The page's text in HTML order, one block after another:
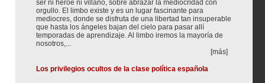
ser ni héroe ni villano, sobre abrazar la mediocridad con
orgullo. El limbo existe y es un lugar fascinante para
mediocres, donde se disfruta de una libertad tan insuperable
que hasta los ángeles bajan del cielo para pasar allí
temporadas de aprendizaje. Al limbo iremos la mayoría de
nosotros,...
[más]
Los privilegios ocultos de la clase política española